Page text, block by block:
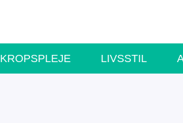
KROPSPLEJE LIVSSTIL